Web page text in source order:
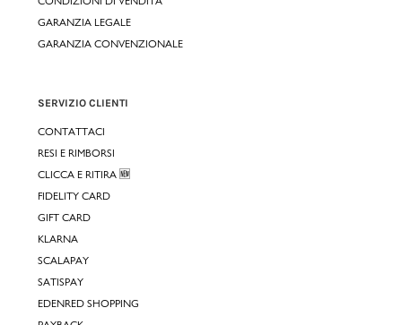
GARANZIA LEGALE
GARANZIA CONVENZIONALE
SERVIZIO CLIENTI
CONTATTACI
RESI E RIMBORSI
CLICCA E RITIRA 🆕
FIDELITY CARD
GIFT CARD
KLARNA
SCALAPAY
SATISPAY
EDENRED SHOPPING